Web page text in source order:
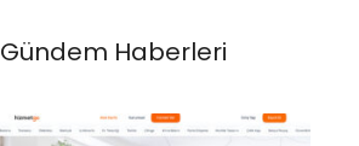
Gündem Haberleri